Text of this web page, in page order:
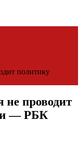
политику
не проводит
— РБК